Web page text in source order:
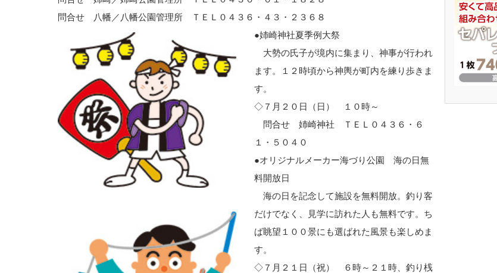
問合せ 八幡／八幡公園管理所 ＴＥＬ０４３６・４３・２３６８
●姉崎神社夏季例大祭
大勢の氏子が境内に集まり、神事が行われ
ます。１２時頃から神輿が町内を練り歩きま
す。
◇７月２０日（日） １０時～
問合せ 姉崎神社 ＴＥＬ０４３６・６
１・５０４０
●オリジナルメーカー海づり公園 海の日無
料開放日
海の日を記念して施設を無料開放。釣り客
だけでなく、見学に訪れた人も無料です。ち
ば眺望１００景にも選ばれた風景も楽しめま
す。
◇７月２１日（祝） ６時～２１時、釣り桟